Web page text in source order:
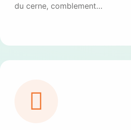
du cerne, comblement…